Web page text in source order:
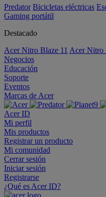
Predator Bicicletas eléctricas
Gaming portátil
Destacado
Acer Nitro Blaze 11 Acer Nitro
Negocios
Educación
Soporte
Eventos
Marcas de Acer
Acer ID
Mi perfil
Mis productos
Registrar un producto
Mi comunidad
Cerrar sesión
Iniciar sesión
Registrarse
¿Qué es Acer ID?